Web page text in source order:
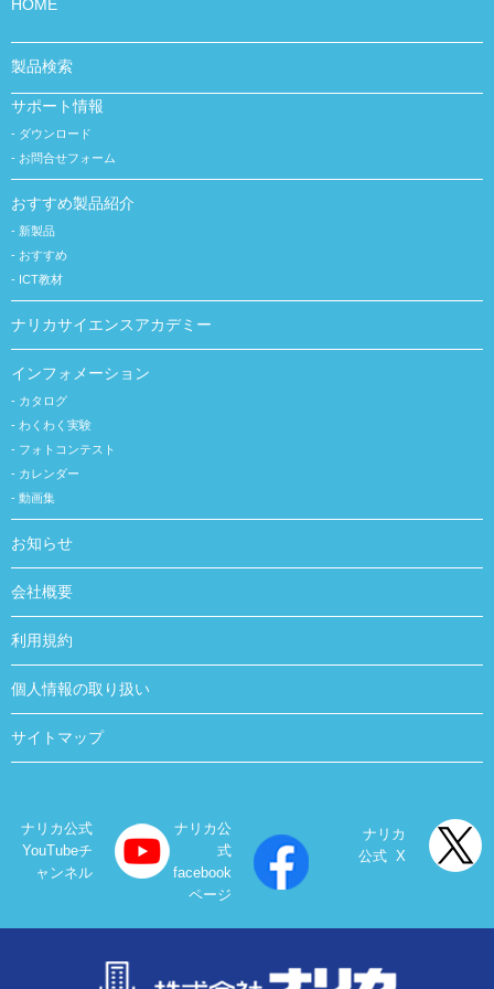
HOME
製品検索
サポート情報
ダウンロード
お問合せフォーム
おすすめ製品紹介
新製品
おすすめ
ICT教材
ナリカサイエンスアカデミー
インフォメーション
カタログ
わくわく実験
フォトコンテスト
カレンダー
動画集
お知らせ
会社概要
利用規約
個人情報の取り扱い
サイトマップ
ナリカ公式
YouTubeチ
ャンネル
ナリカ公
式
facebook
ページ
ナリカ
公式 X